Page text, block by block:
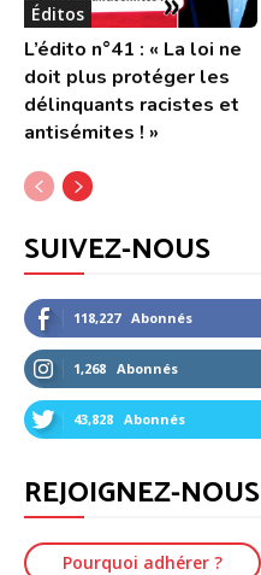
Éditos
L’édito n°41 : « La loi ne
doit plus protéger les
délinquants racistes et
antisémites ! »
SUIVEZ-NOUS
118,227 Abonnés
1,268 Abonnés
43,828 Abonnés
REJOIGNEZ-NOUS
Pourquoi adhérer ?